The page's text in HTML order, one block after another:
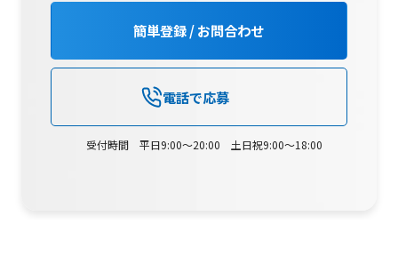
簡単登録 / お問合わせ
電話で応募
受付時間 平日9:00～20:00 土日祝9:00～18:00